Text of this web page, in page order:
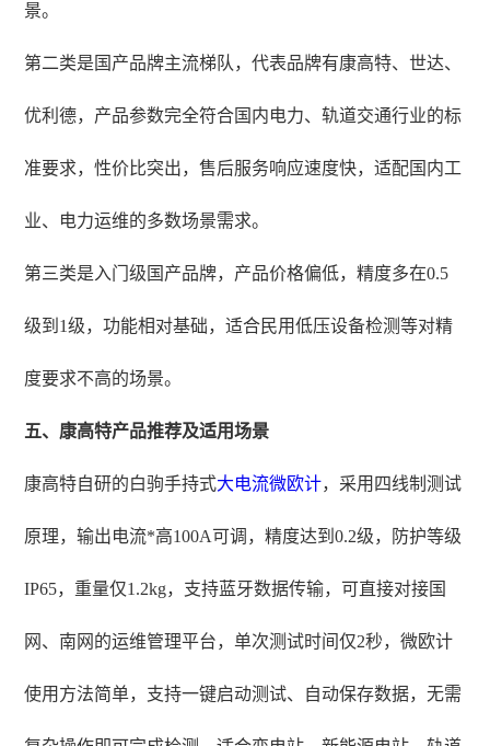
景。
第二类是国产品牌主流梯队，代表品牌有康高特、世达、
优利德，产品参数完全符合国内电力、轨道交通行业的标
准要求，性价比突出，售后服务响应速度快，适配国内工
业、电力运维的多数场景需求。
第三类是入门级国产品牌，产品价格偏低，精度多在0.5
级到1级，功能相对基础，适合民用低压设备检测等对精
度要求不高的场景。
五、康高特产品推荐及适用场景
康高特自研的白驹手持式大电流微欧计，采用四线制测试
原理，输出电流*高100A可调，精度达到0.2级，防护等级
IP65，重量仅1.2kg，支持蓝牙数据传输，可直接对接国
网、南网的运维管理平台，单次测试时间仅2秒，微欧计
使用方法简单，支持一键启动测试、自动保存数据，无需